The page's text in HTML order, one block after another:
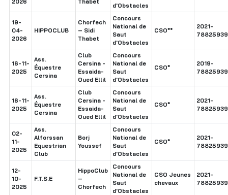
d'Obstacles
19-
04-
2026
HIPPOCLUB
Chorfech
– Sidi
Thabet
Concours
National de
Saut
d'Obstacles
CSO**
2021-
16-11-
2025
Ass.
Équestre
Cersina
Club
Cersina -
Essaida-
Oued Ellil
Concours
National de
Saut
d'Obstacles
CSO*
2019-
16-11-
2025
Ass.
Équestre
Cersina
Club
Cersina -
Essaida-
Oued Ellil
Concours
National de
Saut
d'Obstacles
CSO*
2021-
02-
11-
2025
Ass.
Alforssan
Equestrian
Club
Borj
Youssef
Concours
National de
Saut
d'Obstacles
CSO*
2021-
12-
10-
2025
F.T.S.E
HippoClub
–
Chorfech
Concours
National de
Saut
d'Obstacles
CSO Jeunes
chevaux
2021-